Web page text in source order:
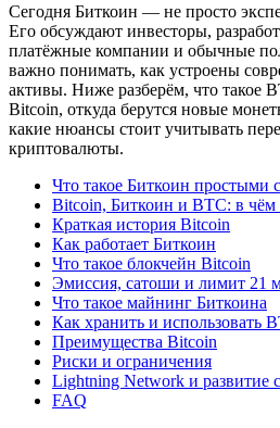
Сегодня Биткоин — не просто
Его обсуждают инвесторы,
платёжные компании и обычные
важно понимать, как устроены
активы. Ниже разберём, что такое
Bitcoin, откуда берутся новые
какие нюансы стоит учитывать
криптовалюты.
Что такое Биткоин простыми
Bitcoin, Биткоин и BTC: в чём
Краткая история Bitcoin
Как работает Биткоин
Что такое блокчейн Bitcoin
Эмиссия, сатоши и лимит 21
Что такое майнинг Биткоина
Как хранить и использовать
Преимущества Bitcoin
Риски и ограничения
Lightning Network и развитие
FAQ